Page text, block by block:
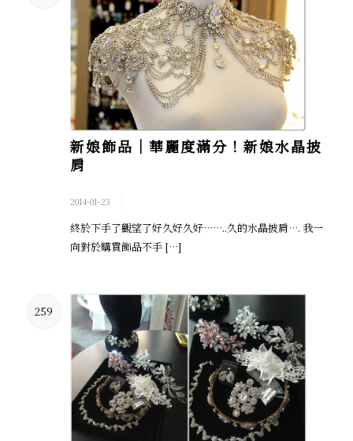
新娘飾品│華麗度滿分！新娘水晶披
肩
2014-01-23
終於下手了觀望了好久好久好……..久的水晶披肩…. 我一
向對於購買飾品不手 […]
259